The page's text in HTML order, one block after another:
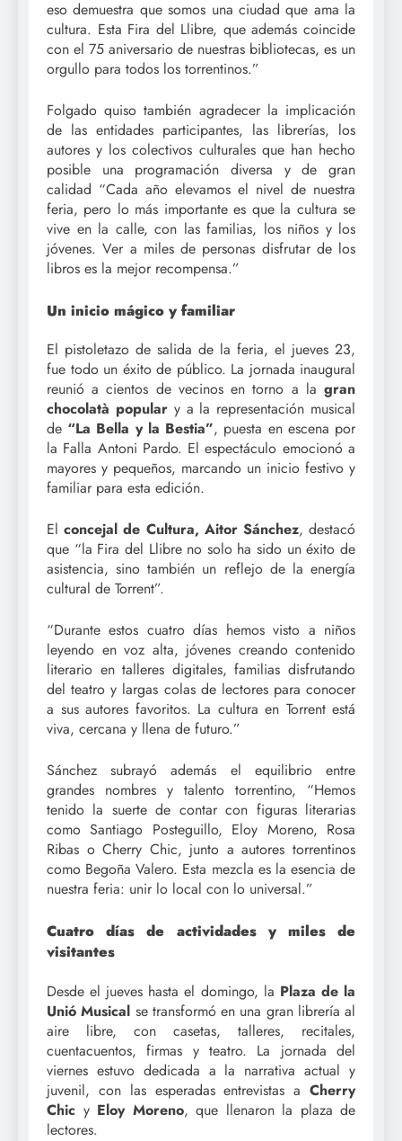
eso demuestra que somos una ciudad que ama la
cultura. Esta Fira del Llibre, que además coincide
con el 75 aniversario de nuestras bibliotecas, es un
orgullo para todos los torrentinos.”
Folgado quiso también agradecer la implicación
de las entidades participantes, las librerías, los
autores y los colectivos culturales que han hecho
posible una programación diversa y de gran
calidad “Cada año elevamos el nivel de nuestra
feria, pero lo más importante es que la cultura se
vive en la calle, con las familias, los niños y los
jóvenes. Ver a miles de personas disfrutar de los
libros es la mejor recompensa.”
Un inicio mágico y familiar
El pistoletazo de salida de la feria, el jueves 23,
fue todo un éxito de público. La jornada inaugural
reunió a cientos de vecinos en torno a la gran
chocolatà populary a la representación musical
de “La Bella y la Bestia”, puesta en escena por
la Falla Antoni Pardo. El espectáculo emocionó a
mayores y pequeños, marcando un inicio festivo y
familiar para esta edición.
Elconcejal de Cultura, Aitor Sánchez, destacó
que “la Fira del Llibre no solo ha sido un éxito de
asistencia, sino también un reflejo de la energía
cultural de Torrent”.
“Durante estos cuatro días hemos visto a niños
leyendo en voz alta, jóvenes creando contenido
literario en talleres digitales, familias disfrutando
del teatro y largas colas de lectores para conocer
a sus autores favoritos. La cultura en Torrent está
viva, cercana y llena de futuro.”
Sánchez subrayó además el equilibrio entre
grandes nombres y talento torrentino, “Hemos
tenido la suerte de contar con figuras literarias
como Santiago Posteguillo, Eloy Moreno, Rosa
Ribas o Cherry Chic, junto a autores torrentinos
como Begoña Valero. Esta mezcla es la esencia de
nuestra feria: unir lo local con lo universal.”
Cuatro días de actividades y miles de
visitantes
Desde el jueves hasta el domingo, la Plaza de la
Unió Musical se transformó en una gran librería al
aire libre, con casetas, talleres, recitales,
cuentacuentos, firmas y teatro. La jornada del
viernes estuvo dedicada a la narrativa actual y
juvenil, con las esperadas entrevistas a Cherry
Chic y Eloy Moreno, que llenaron la plaza de
lectores.